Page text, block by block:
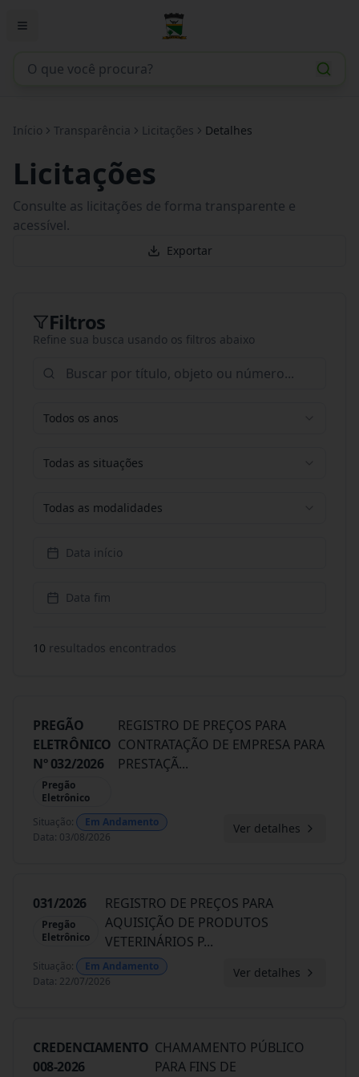
Início Transparência Licitações Detalhes
Licitações
Consulte as licitações de forma transparente e
acessível.
Exportar
Filtros
Refine sua busca usando os filtros abaixo
Todos os anos
Todas as situações
Todas as modalidades
Data início
Data fim
10 resultados encontrados
PREGÃO
ELETRÔNICO
Nº 032/2026
Pregão
Eletrônico
REGISTRO DE PREÇOS PARA
CONTRATAÇÃO DE EMPRESA PARA
PRESTAÇÃ...
Situação:
Em Andamento
Data: 03/08/2026
Ver detalhes
031/2026
Pregão
Eletrônico
REGISTRO DE PREÇOS PARA
AQUISIÇÃO DE PRODUTOS
VETERINÁRIOS P...
Situação:
Em Andamento
Data: 22/07/2026
Ver detalhes
CREDENCIAMENTO
008-2026
CHAMAMENTO PÚBLICO
PARA FINS DE